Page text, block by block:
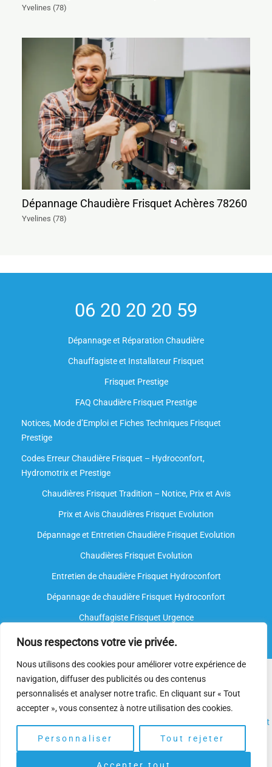
Nous respectons votre vie privée.
Nous utilisons des cookies pour améliorer votre expérience de
navigation, diffuser des publicités ou des contenus
personnalisés et analyser notre trafic. En cliquant sur « Tout
accepter », vous consentez à notre utilisation des cookies.
Personnaliser Tout rejeter
Yvelines (78)
Dépannage Chaudière Frisquet Achères 78260
Yvelines (78)
06 20 20 20 59
Dépannage et Réparation Chaudière
Chauffagiste et Installateur Frisquet
Frisquet Prestige
FAQ Chaudière Frisquet Prestige
Notices, Mode d’Emploi et Fiches Techniques Frisquet
Prestige
Codes Erreur Chaudière Frisquet – Hydroconfort,
Hydromotrix et Prestige
Chaudières Frisquet Tradition – Notice, Prix et Avis
Prix et Avis Chaudières Frisquet Evolution
Dépannage et Entretien Chaudière Frisquet Evolution​
Chaudières Frisquet Evolution
Entretien de chaudière Frisquet Hydroconfort
Dépannage de chaudière Frisquet Hydroconfort
Chauffagiste Frisquet Urgence
Nous intervenons sur toutes les marques de chauffe-eau, mais
nous ne sommespas agréés par le fabricant. Nosplombiers
spécialisésdisposent néanmoins de l’expertise et des
et
le
dépannage.